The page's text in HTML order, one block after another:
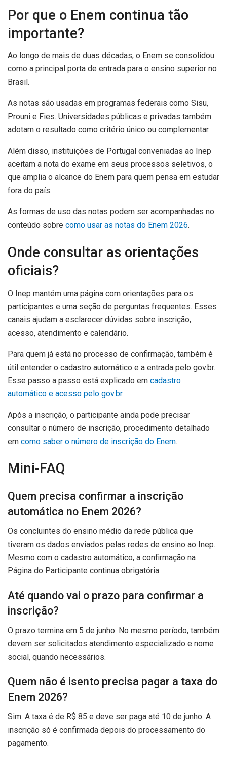
Por que o Enem continua tão
importante?
Ao longo de mais de duas décadas, o Enem se consolidou
como a principal porta de entrada para o ensino superior no
Brasil.
As notas são usadas em programas federais como Sisu,
Prouni e Fies. Universidades públicas e privadas também
adotam o resultado como critério único ou complementar.
Além disso, instituições de Portugal conveniadas ao Inep
aceitam a nota do exame em seus processos seletivos, o
que amplia o alcance do Enem para quem pensa em estudar
fora do país.
As formas de uso das notas podem ser acompanhadas no
conteúdo sobre como usar as notas do Enem 2026.
Onde consultar as orientações
oficiais?
O Inep mantém uma página com orientações para os
participantes e uma seção de perguntas frequentes. Esses
canais ajudam a esclarecer dúvidas sobre inscrição,
acesso, atendimento e calendário.
Para quem já está no processo de confirmação, também é
útil entender o cadastro automático e a entrada pelo gov.br.
Esse passo a passo está explicado em cadastro
automático e acesso pelo gov.br.
Após a inscrição, o participante ainda pode precisar
consultar o número de inscrição, procedimento detalhado
em como saber o número de inscrição do Enem.
Mini-FAQ
Quem precisa confirmar a inscrição
automática no Enem 2026?
Os concluintes do ensino médio da rede pública que
tiveram os dados enviados pelas redes de ensino ao Inep.
Mesmo com o cadastro automático, a confirmação na
Página do Participante continua obrigatória.
Até quando vai o prazo para confirmar a
inscrição?
O prazo termina em 5 de junho. No mesmo período, também
devem ser solicitados atendimento especializado e nome
social, quando necessários.
Quem não é isento precisa pagar a taxa do
Enem 2026?
Sim. A taxa é de R$ 85 e deve ser paga até 10 de junho. A
inscrição só é confirmada depois do processamento do
pagamento.